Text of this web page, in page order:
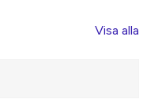
Visa alla